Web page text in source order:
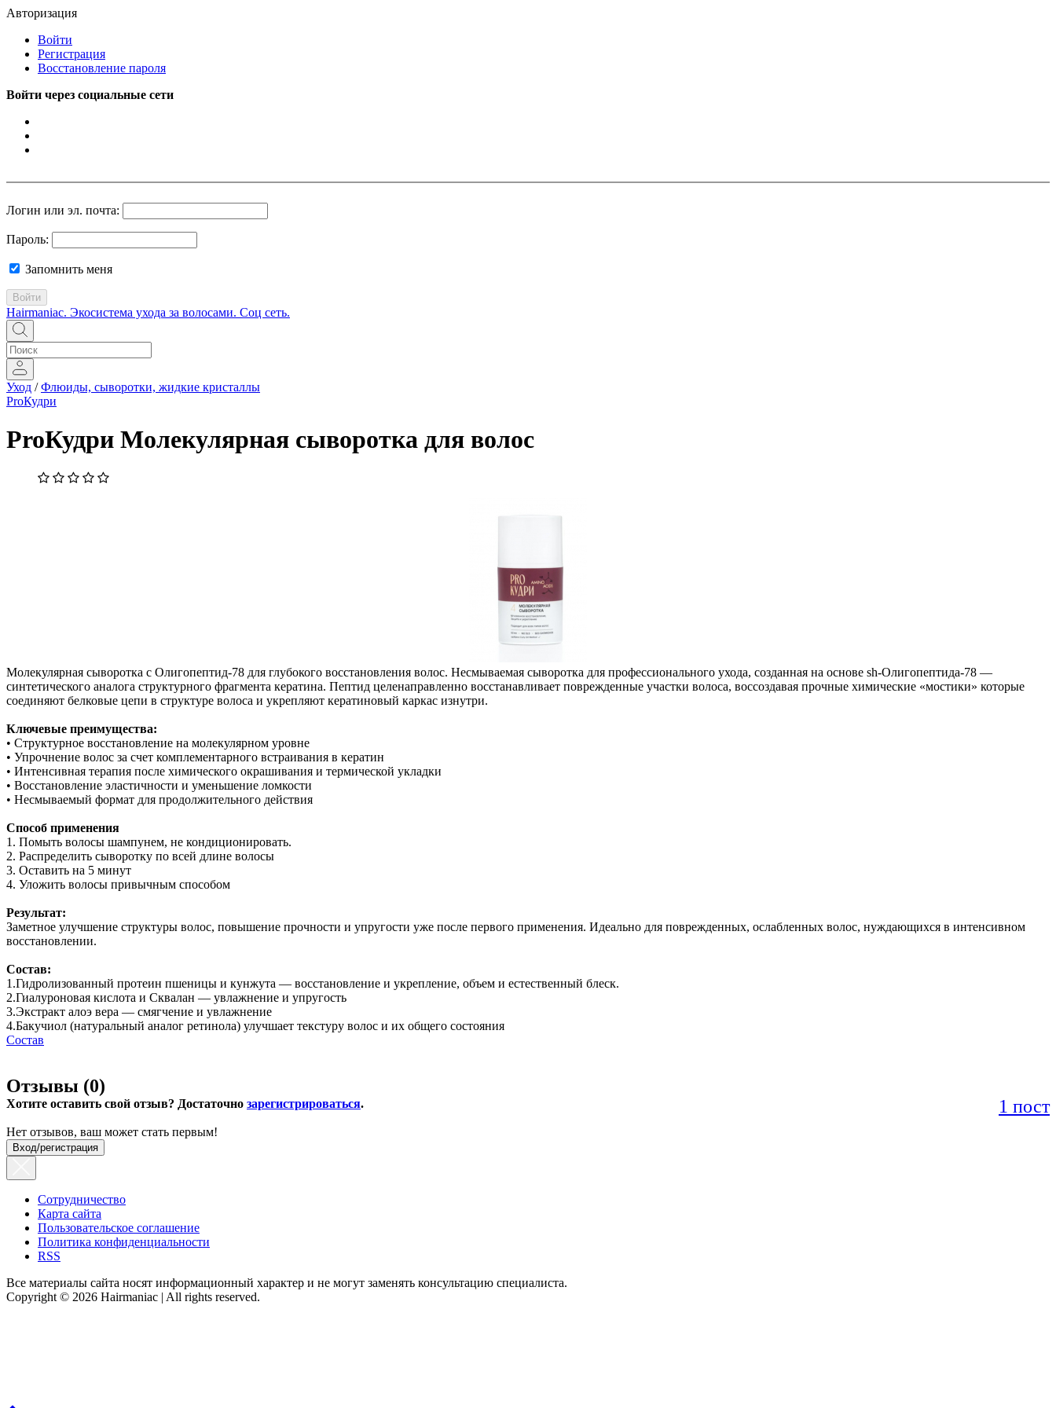
Авторизация
Войти
Регистрация
Восстановление пароля
Войти через социальные сети
Логин или эл. почта:
Пароль:
Запомнить меня
Войти
Hairmaniac. Экосистема ухода за волосами. Соц сеть.
Уход /Флюиды, сыворотки, жидкие кристаллы
ProКудри
ProКудри Молекулярная сыворотка для волос
Молекулярная сыворотка с Олигопептид-78 для глубокого восстановления волос. Несмываемая сыворотка для профессионального ухода, созданная на основе sh-Олигопептида-78 —
синтетического аналога структурного фрагмента кератина. Пептид целенаправленно восстанавливает поврежденные участки волоса, воссоздавая прочные химические «мостики» которые
соединяют белковые цепи в структуре волоса и укрепляют кератиновый каркас изнутри.
Ключевые преимущества:
• Структурное восстановление на молекулярном уровне
• Упрочнение волос за счет комплементарного встраивания в кератин
• Интенсивная терапия после химического окрашивания и термической укладки
• Восстановление эластичности и уменьшение ломкости
• Несмываемый формат для продолжительного действия
Способ применения
1. Помыть волосы шампунем, не кондиционировать.
2. Распределить сыворотку по всей длине волосы
3. Оставить на 5 минут
4. Уложить волосы привычным способом
Результат:
Заметное улучшение структуры волос, повышение прочности и упругости уже после первого применения. Идеально для поврежденных, ослабленных волос, нуждающихся в интенсивном
восстановлении.
Состав:
1.Гидролизованный протеин пшеницы и кунжута — восстановление и укрепление, объем и естественный блеск.
2.Гиалуроновая кислота и Сквалан — увлажнение и упругость
3.Экстракт алоэ вера — смягчение и увлажнение
4.Бакучиол (натуральный аналог ретинола) улучшает текстуру волос и их общего состояния
Состав
Отзывы (0)
1 пост
Хотите оставить свой отзыв? Достаточно зарегистрироваться.
Нет отзывов, ваш может стать первым!
Вход/регистрация
Сотрудничество
Карта сайта
Пользовательское соглашение
Политика конфиденциальности
RSS
Все материалы сайта носят информационный характер и не могут заменять консультацию специалиста.
Copyright © 2026 Hairmaniac | All rights reserved.